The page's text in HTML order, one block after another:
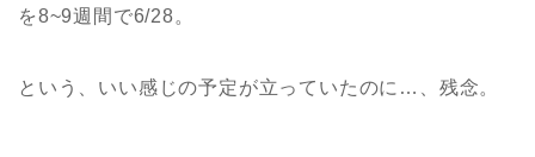
を8~9週間で6/28。
という、いい感じの予定が立っていたのに…、残念。